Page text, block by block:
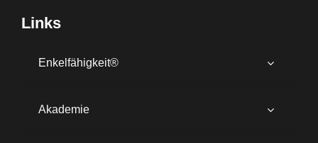
Links
Enkelfähigkeit®
Akademie